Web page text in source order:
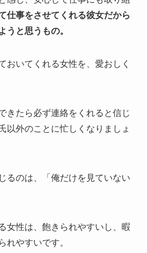
仕事をさせてくれる彼女だから
うと思うもの。
おいてくれる女性を、愛おしく
きたら必ず連絡をくれると信じ
以外のことに忙しくなりましょ
るのは、「俺だけを見ていない
女性は、飽きられやすいし、暇
れやすいです。